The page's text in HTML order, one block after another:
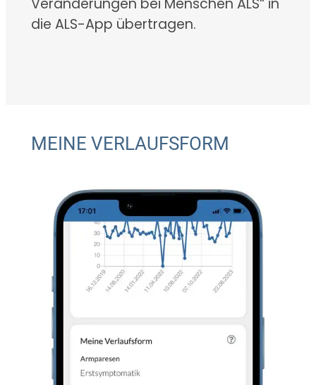
die ALS-App übertragen.
MEINE VERLAUFSFORM